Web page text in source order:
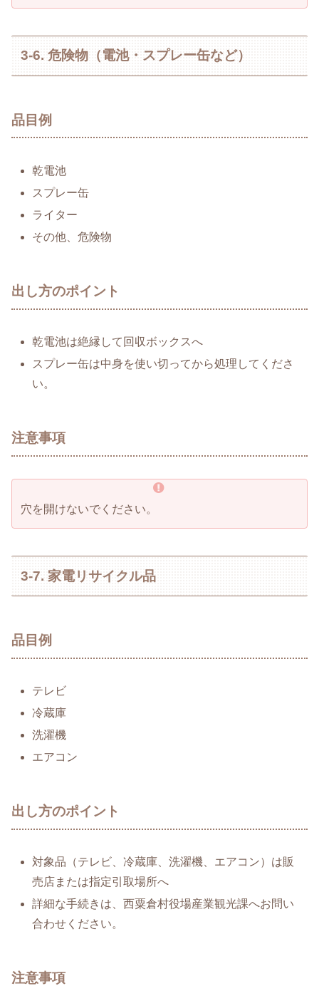
3-6. 危険物（電池・スプレー缶など）
品目例
乾電池
スプレー缶
ライター
その他、危険物
出し方のポイント
乾電池は絶縁して回収ボックスへ
スプレー缶は中身を使い切ってから処理してくださ
い。
注意事項
穴を開けないでください。
3-7. 家電リサイクル品
品目例
テレビ
冷蔵庫
洗濯機
エアコン
出し方のポイント
対象品（テレビ、冷蔵庫、洗濯機、エアコン）は販
売店または指定引取場所へ
詳細な手続きは、西粟倉村役場産業観光課へお問い
合わせください。
注意事項